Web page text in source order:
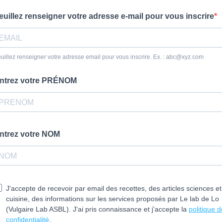
renseigner votre adresse e-mail pour vous inscrire
renseigner votre adresse email pour vous inscrire. Ex. : abc@xyz.com
votre PRÉNOM
votre NOM
J'accepte de recevoir par email des recettes, des articles sciences et
cuisine, des informations sur les services proposés par Le lab de Lo
(Vulgaire Lab ASBL). J'ai pris connaissance et j'accepte la politique
confidentialité